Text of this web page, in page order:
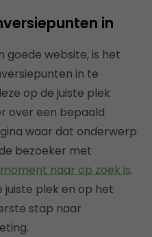
in
goede website, is het
in te
op de juiste plek
over een bepaald
waar dat onderwerp
bezoeker met
naar op zoek is.
juiste plek en op het
stap naar